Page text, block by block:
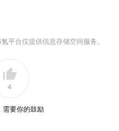
平台仅提供信息存储空间服务。
4
需要你的鼓励